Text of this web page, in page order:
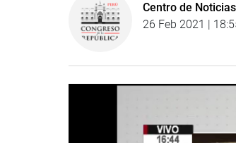
Centro de
26 Feb 2021 |